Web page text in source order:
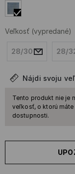
Veľkosť (vypredané)
28/30 28/
Nájdi svoju
Tento produkt nie je
veľkosť, o ktorú
dostupnosti.